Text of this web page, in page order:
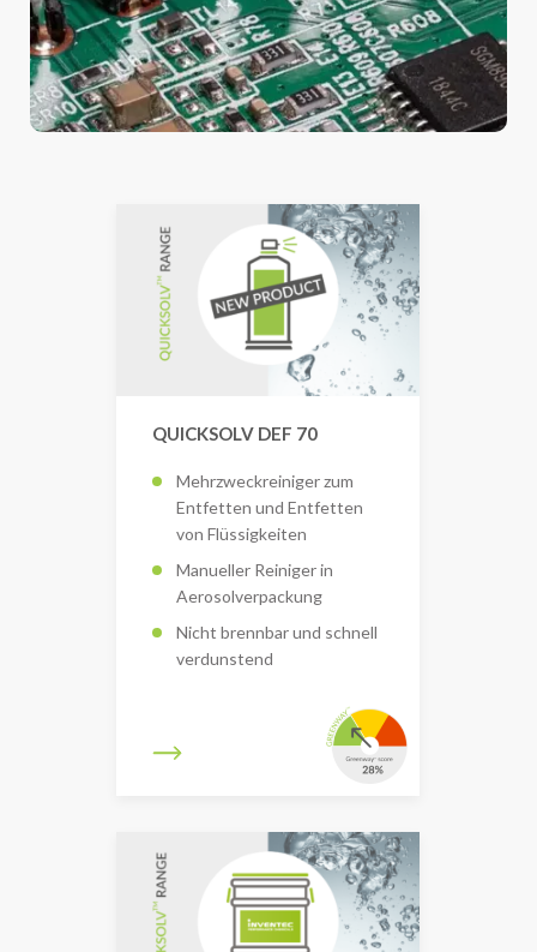
QUICKSOLV DEF 70
Mehrzweckreiniger zum
Entfetten und Entfetten
von Flüssigkeiten
Manueller Reiniger in
Aerosolverpackung
Nicht brennbar und schnell
verdunstend